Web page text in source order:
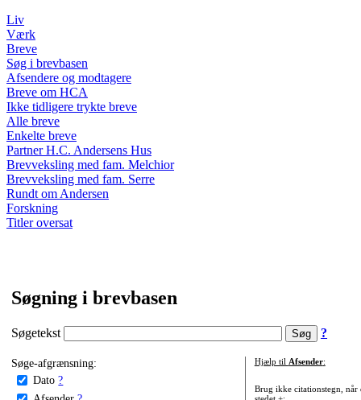
Liv
Værk
Breve
Søg i brevbasen
Afsendere og modtagere
Breve om HCA
Ikke tidligere trykte breve
Alle breve
Enkelte breve
Partner H.C. Andersens Hus
Brevveksling med fam. Melchior
Brevveksling med fam. Serre
Rundt om Andersen
Forskning
Titler oversat
Søgning i brevbasen
Søgetekst ?
Søge-afgrænsning:
Dato ?
Hjælp til Afsender:
Brug ikke citationstegn, når